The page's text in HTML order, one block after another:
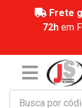
Frete
72hem